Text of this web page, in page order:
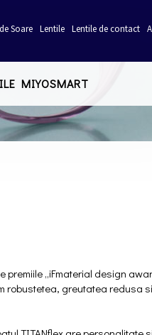
Soare Lentile Lentile de contact
MIYOSMART
premiile „iFmaterial design
robustetea, greutatea redusa si